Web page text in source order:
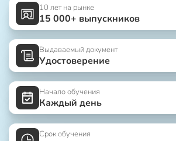
10 лет на рынке
15 000+ выпускников
Выдаваемый документ
Удостоверение
Начало обучения
Каждый день
Срок обучения